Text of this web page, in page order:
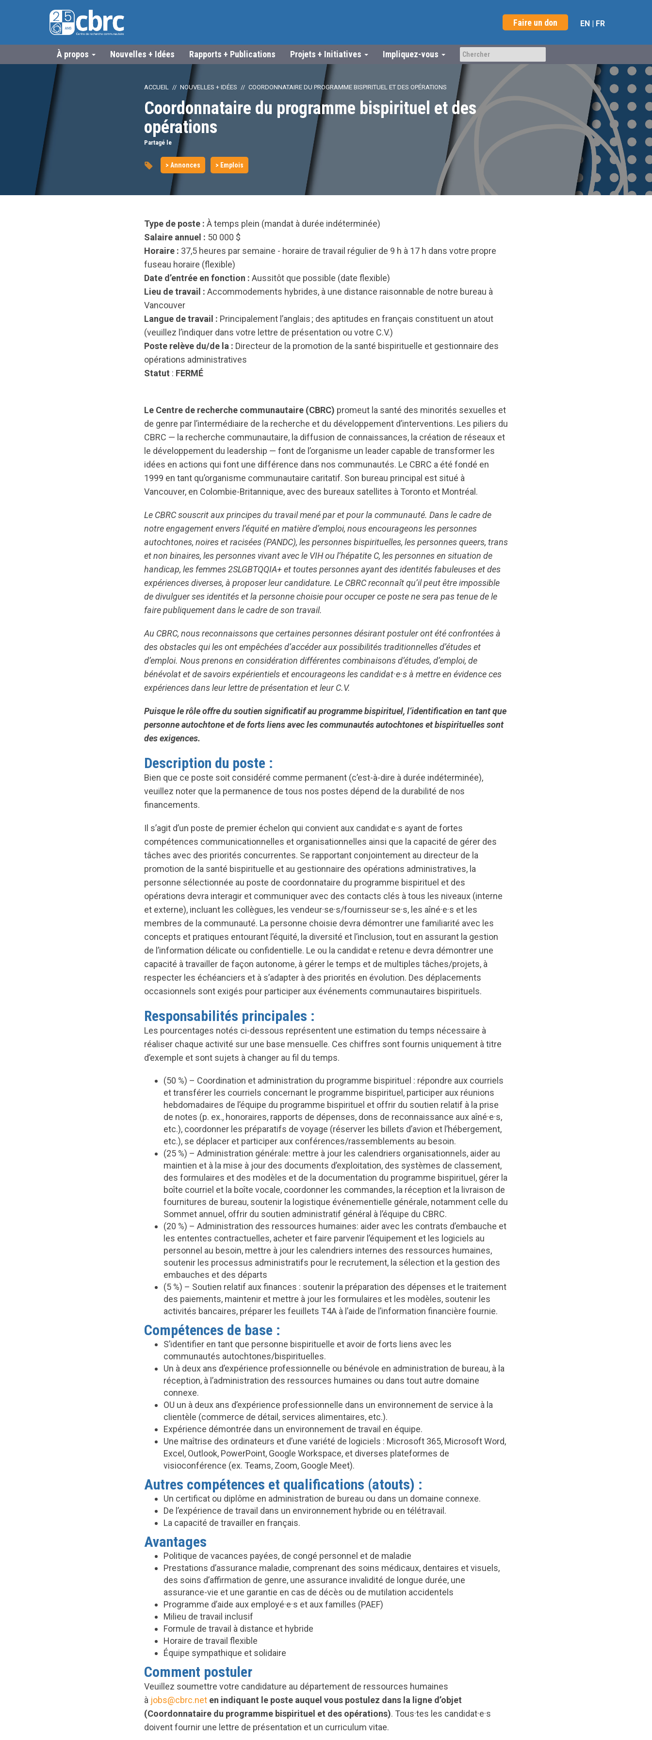
Faire un don EN | FR
À propos Nouvelles + Idées Rapports + Publications Projets + Initiatives Impliquez-vous
ACCUEIL NOUVELLES + IDÉES COORDONNATAIRE DU PROGRAMME BISPIRITUEL ET DES OPÉRATIONS
Coordonnataire du programme bispirituel et des
opérations
Partagé le
> Annonces > Emplois
Type de poste : À temps plein (mandat à durée indéterminée)
Salaire annuel : 50 000 $
Horaire : 37,5 heures par semaine - horaire de travail régulier de 9 h à 17 h dans votre propre
fuseau horaire (flexible)
Date d’entrée en fonction : Aussitôt que possible (date flexible)
Lieu de travail : Accommodements hybrides, à une distance raisonnable de notre bureau à
Vancouver
Langue de travail : Principalement l’anglais ; des aptitudes en français constituent un atout
(veuillez l’indiquer dans votre lettre de présentation ou votre C.V.)
Poste relève du/de la : Directeur de la promotion de la santé bispirituelle et gestionnaire des
opérations administratives
Statut : FERMÉ
Le Centre de recherche communautaire (CBRC) promeut la santé des minorités sexuelles et
de genre par l’intermédiaire de la recherche et du développement d’interventions. Les piliers du
CBRC — la recherche communautaire, la diffusion de connaissances, la création de réseaux et
le développement du leadership — font de l’organisme un leader capable de transformer les
idées en actions qui font une différence dans nos communautés. Le CBRC a été fondé en
1999 en tant qu’organisme communautaire caritatif. Son bureau principal est situé à
Vancouver, en Colombie-Britannique, avec des bureaux satellites à Toronto et Montréal.
Le CBRC souscrit aux principes du travail mené par et pour la communauté. Dans le cadre de
notre engagement envers l’équité en matière d’emploi, nous encourageons les personnes
autochtones, noires et racisées (PANDC), les personnes bispirituelles, les personnes queers, trans
et non binaires, les personnes vivant avec le VIH ou l’hépatite C, les personnes en situation de
handicap, les femmes 2SLGBTQQIA+ et toutes personnes ayant des identités fabuleuses et des
expériences diverses, à proposer leur candidature. Le CBRC reconnaît qu’il peut être impossible
de divulguer ses identités et la personne choisie pour occuper ce poste ne sera pas tenue de le
faire publiquement dans le cadre de son travail.
Au CBRC, nous reconnaissons que certaines personnes désirant postuler ont été confrontées à
des obstacles qui les ont empêchées d’accéder aux possibilités traditionnelles d’études et
d’emploi. Nous prenons en considération différentes combinaisons d’études, d’emploi, de
bénévolat et de savoirs expérientiels et encourageons les candidat·e·s à mettre en évidence ces
expériences dans leur lettre de présentation et leur C.V.
Puisque le rôle offre du soutien significatif au programme bispirituel, l’identification en tant que
personne autochtone et de forts liens avec les communautés autochtones et bispirituelles sont
des exigences.
Description du poste :
Bien que ce poste soit considéré comme permanent (c’est-à-dire à durée indéterminée),
veuillez noter que la permanence de tous nos postes dépend de la durabilité de nos
financements.
Il s’agit d’un poste de premier échelon qui convient aux candidat·e·s ayant de fortes
compétences communicationnelles et organisationnelles ainsi que la capacité de gérer des
tâches avec des priorités concurrentes. Se rapportant conjointement au directeur de la
promotion de la santé bispirituelle et au gestionnaire des opérations administratives, la
personne sélectionnée au poste de coordonnataire du programme bispirituel et des
opérations devra interagir et communiquer avec des contacts clés à tous les niveaux (interne
et externe), incluant les collègues, les vendeur·se·s/fournisseur·se·s, les aîné·e·s et les
membres de la communauté. La personne choisie devra démontrer une familiarité avec les
concepts et pratiques entourant l’équité, la diversité et l’inclusion, tout en assurant la gestion
de l’information délicate ou confidentielle. Le ou la candidat·e retenu·e devra démontrer une
capacité à travailler de façon autonome, à gérer le temps et de multiples tâches/projets, à
respecter les échéanciers et à s’adapter à des priorités en évolution. Des déplacements
occasionnels sont exigés pour participer aux événements communautaires bispirituels.
Responsabilités principales :
Les pourcentages notés ci-dessous représentent une estimation du temps nécessaire à
réaliser chaque activité sur une base mensuelle. Ces chiffres sont fournis uniquement à titre
d’exemple et sont sujets à changer au fil du temps.
(50 %) – Coordination et administration du programme bispirituel : répondre aux courriels
et transférer les courriels concernant le programme bispirituel, participer aux réunions
hebdomadaires de l’équipe du programme bispirituel et offrir du soutien relatif à la prise
de notes (p. ex., honoraires, rapports de dépenses, dons de reconnaissance aux aîné·e·s,
etc.), coordonner les préparatifs de voyage (réserver les billets d’avion et l’hébergement,
etc.), se déplacer et participer aux conférences/rassemblements au besoin.
(25 %) – Administration générale: mettre à jour les calendriers organisationnels, aider au
maintien et à la mise à jour des documents d’exploitation, des systèmes de classement,
des formulaires et des modèles et de la documentation du programme bispirituel, gérer la
boîte courriel et la boîte vocale, coordonner les commandes, la réception et la livraison de
fournitures de bureau, soutenir la logistique événementielle générale, notamment celle du
Sommet annuel, offrir du soutien administratif général à l’équipe du CBRC.
(20 %) – Administration des ressources humaines: aider avec les contrats d’embauche et
les ententes contractuelles, acheter et faire parvenir l’équipement et les logiciels au
personnel au besoin, mettre à jour les calendriers internes des ressources humaines,
soutenir les processus administratifs pour le recrutement, la sélection et la gestion des
embauches et des départs
(5 %) – Soutien relatif aux finances : soutenir la préparation des dépenses et le traitement
des paiements, maintenir et mettre à jour les formulaires et les modèles, soutenir les
activités bancaires, préparer les feuillets T4A à l’aide de l’information financière fournie.
Compétences de base :
S’identifier en tant que personne bispirituelle et avoir de forts liens avec les
communautés autochtones/bispirituelles.
Un à deux ans d’expérience professionnelle ou bénévole en administration de bureau, à la
réception, à l’administration des ressources humaines ou dans tout autre domaine
connexe.
OU un à deux ans d’expérience professionnelle dans un environnement de service à la
clientèle (commerce de détail, services alimentaires, etc.).
Expérience démontrée dans un environnement de travail en équipe.
Une maîtrise des ordinateurs et d’une variété de logiciels : Microsoft 365, Microsoft Word,
Excel, Outlook, PowerPoint, Google Workspace, et diverses plateformes de
visioconférence (ex. Teams, Zoom, Google Meet).
Autres compétences et qualifications (atouts) :
Un certificat ou diplôme en administration de bureau ou dans un domaine connexe.
De l’expérience de travail dans un environnement hybride ou en télétravail.
La capacité de travailler en français.
Avantages
Politique de vacances payées, de congé personnel et de maladie
Prestations d’assurance maladie, comprenant des soins médicaux, dentaires et visuels,
des soins d’affirmation de genre, une assurance invalidité de longue durée, une
assurance-vie et une garantie en cas de décès ou de mutilation accidentels
Programme d’aide aux employé·e·s et aux familles (PAEF)
Milieu de travail inclusif
Formule de travail à distance et hybride
Horaire de travail flexible
Équipe sympathique et solidaire
Comment postuler
Veuillez soumettre votre candidature au département de ressources humaines
à jobs@cbrc.net en indiquant le poste auquel vous postulez dans la ligne d’objet
(Coordonnataire du programme bispirituel et des opérations). Tous·tes les candidat·e·s
doivent fournir une lettre de présentation et un curriculum vitae.